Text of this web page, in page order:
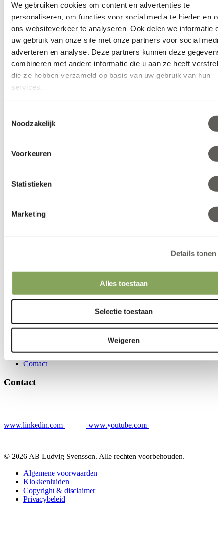
We gebruiken cookies om content en advertenties te
personaliseren, om functies voor social media te bieden en
ons websiteverkeer te analyseren. Ook delen we informatie
uw gebruik van onze site met onze partners voor social
adverteren en analyse. Deze partners kunnen deze
combineren met andere informatie die u aan ze heeft
die ze hebben verzameld op basis van uw gebruik van hun
services.
Noodzakelijk
Voorkeuren
Statistieken
Marketing
Details tonen
Alles toestaan
Selectie toestaan
Weigeren
Europa (Engels)
Spanje (Spaans)
Mexico (Spaans en Engels)
VS & Canada (Engels)
We can make your climate work.
Contact
Contact
www.linkedin.com www.youtube.com
© 2026 AB Ludvig Svensson. Alle rechten voorbehouden.
Algemene voorwaarden
Klokkenluiden
Copyright & disclaimer
Privacybeleid